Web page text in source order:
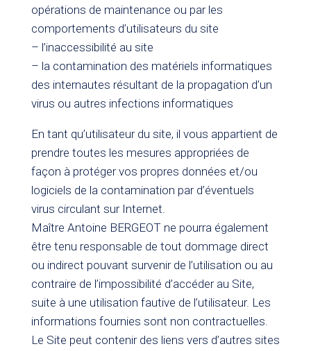
opérations de maintenance ou par les
comportements d’utilisateurs du site
– l’inaccessibilité au site
– la contamination des matériels informatiques
des internautes résultant de la propagation d’un
virus ou autres infections informatiques
En tant qu’utilisateur du site, il vous appartient de
prendre toutes les mesures appropriées de
façon à protéger vos propres données et/ou
logiciels de la contamination par d’éventuels
virus circulant sur Internet.
Maître Antoine BERGEOT ne pourra également
être tenu responsable de tout dommage direct
ou indirect pouvant survenir de l’utilisation ou au
contraire de l’impossibilité d’accéder au Site,
suite à une utilisation fautive de l’utilisateur. Les
informations fournies sont non contractuelles.
Le Site peut contenir des liens vers d’autres sites